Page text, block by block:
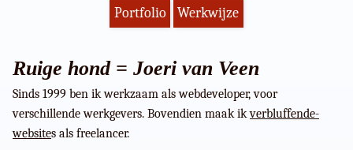
Ruige hond = Joeri van Veen
Sinds 1999 ben ik werkzaam als webdeveloper, voor
verschillende werkgevers. Bovendien maak ikverbluffende-
websites als freelancer.
Portfolio Werkwijze